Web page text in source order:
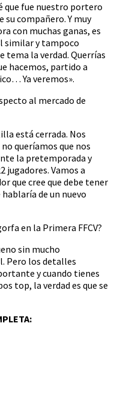
que fue nuestro portero
su compañero. Y muy
con muchas ganas, es
similar y tampoco
tema la verdad. Querrías
hacemos, partido a
Ya veremos».
al mercado de
está cerrada. Nos
queríamos que nos
la pretemporada y
jugadores. Vamos a
que cree que debe tener
de un nuevo
en la Primera FFCV?
sin mucho
Pero los detalles
y cuando tienes
top, la verdad es que se